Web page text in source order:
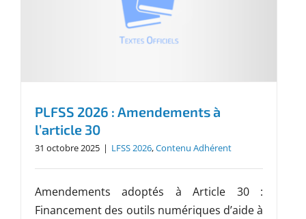
PLFSS 2026 : Amendements à
l’article 30
31 octobre 2025 | LFSS 2026,Contenu Adhérent
Amendements adoptés à Article 30 :
Financement des outils numériques d’aide à